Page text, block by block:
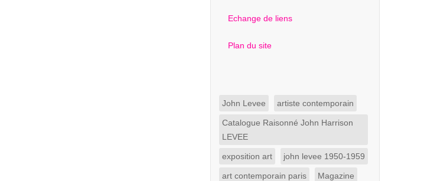
Echange de liens
Plan du site
John Levee artiste contemporain
Catalogue Raisonné John Harrison
LEVEE
exposition art john levee 1950-1959
art contemporain paris Magazine